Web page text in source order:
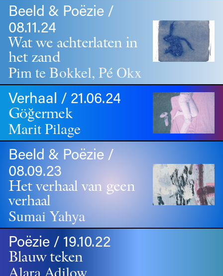
Beeld & Poëzie /
08.11.24
Wat we achterlaten in
het zand
Pim te Bokkel, Pé Okx
Verhaal / 21.06.24
Göğermek
Marit Pilage
Beeld & Poëzie /
08.09.23
Het verhaal van geen
verhaal
Sumai Yahya
Poëzie / 19.10.22
Blauw teken
Alara Adilow